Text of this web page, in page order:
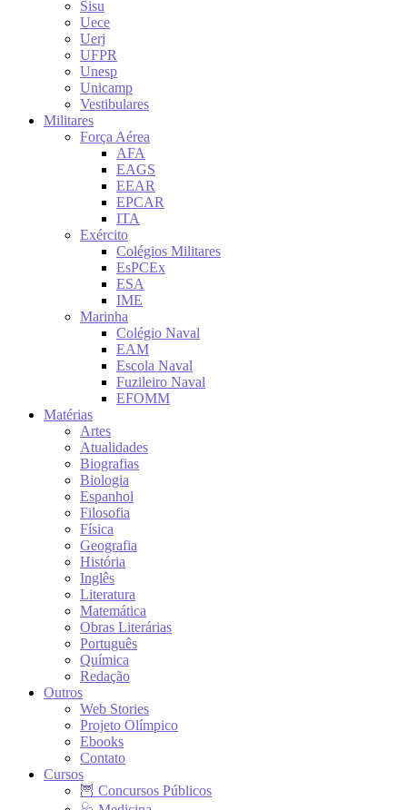
Sisu
Uece
Uerj
UFPR
Unesp
Unicamp
Vestibulares
Militares
Força Aérea
AFA
EAGS
EEAR
EPCAR
ITA
Exército
Colégios Militares
EsPCEx
ESA
IME
Marinha
Colégio Naval
EAM
Escola Naval
Fuzileiro Naval
EFOMM
Matérias
Artes
Atualidades
Biografias
Biologia
Espanhol
Filosofia
Física
Geografia
História
Inglês
Literatura
Matemática
Obras Literárias
Português
Química
Redação
Outros
Web Stories
Projeto Olímpico
Ebooks
Contato
Cursos
🦉 Concursos Públicos